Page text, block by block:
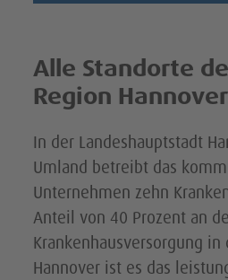
Alle Standorte
Region Hannover
In der Landeshauptstadt
Umland betreibt das
Unternehmen zehn
Anteil von 40 Prozent an
Krankenhausversorgung in
Hannover ist es das